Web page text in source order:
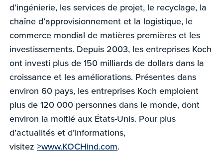
d’ingénierie, les services de projet, le recyclage, la
chaîne d’approvisionnement et la logistique, le
commerce mondial de matières premières et les
investissements. Depuis 2003, les entreprises Koch
ont investi plus de 150 milliards de dollars dans la
croissance et les améliorations. Présentes dans
environ 60 pays, les entreprises Koch emploient
plus de 120 000 personnes dans le monde, dont
environ la moitié aux États-Unis. Pour plus
d’actualités et d’informations,
visitez >www.KOCHind.com.